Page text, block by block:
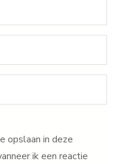
opslaan in deze
ik een reactie